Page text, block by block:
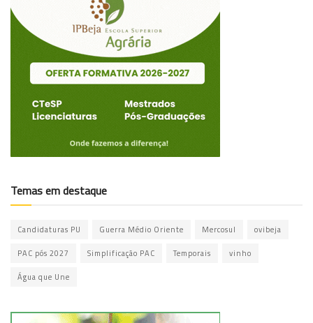
Temas em destaque
Candidaturas PU Guerra Médio Oriente Mercosul ovibeja
PAC pós 2027 Simplificação PAC Temporais vinho
Água que Une